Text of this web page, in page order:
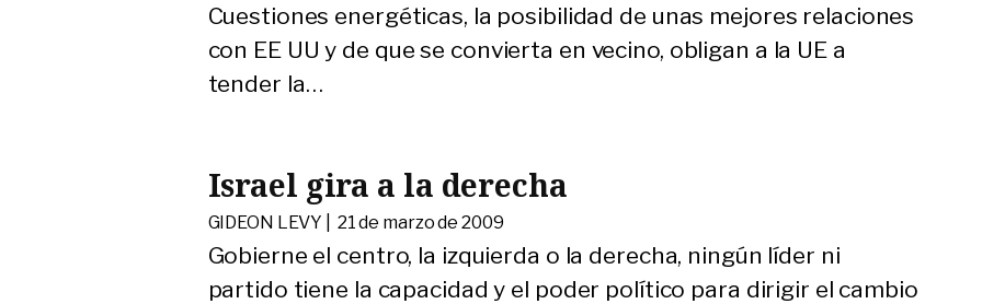
Cuestiones energéticas, la posibilidad de unas mejores relaciones
con EE UU y de que se convierta en vecino, obligan a la UE a
tender la…
Israel gira a la derecha
GIDEON LEVY | 21 de marzo de 2009
Gobierne el centro, la izquierda o la derecha, ningún líder ni
partido tiene la capacidad y el poder político para dirigir el cambio